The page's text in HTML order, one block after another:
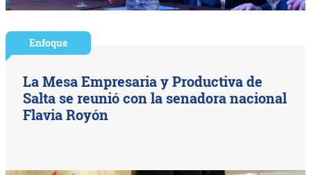
Enfoque
La Mesa Empresaria y Productiva de
Salta se reunió con la senadora nacional
Flavia Royón